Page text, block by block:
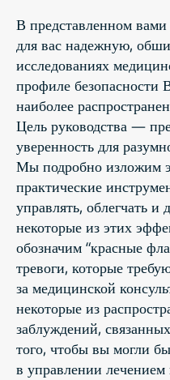
В представленном
для вас надежную,
исследованиях
профиле безопасности
наиболее
Цель руководства —
уверенность для
Мы подробно изложим
практические
управлять, облегчать и
некоторые из этих
обозначим “красные
тревоги, которые
за медицинской
некоторые из
заблуждений,
того, чтобы вы могли
в управлении